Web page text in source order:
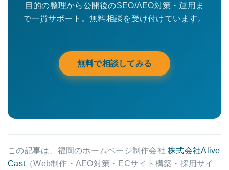
目的の整理から公開後のSEO/AEO対策・運用ま
で一貫サポート。無料相談を受け付けています。
無料で相談してみる
この記事は、福岡のホームページ制作会社株式会社Alive
Cast（Web制作・AEO対策・ECサイト構築・採用サイ